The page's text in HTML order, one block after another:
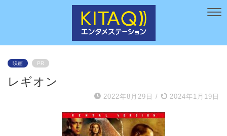
映画 PR
レギオン
2022年8月29日 / 2024年1月19日